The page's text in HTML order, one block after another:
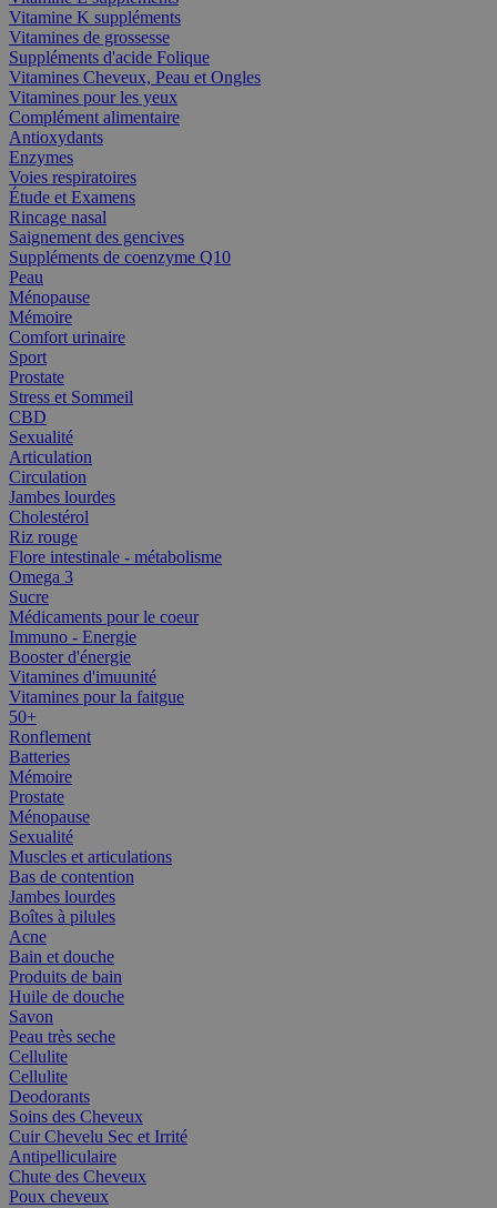
Vitamine K suppléments
Vitamines de grossesse
Suppléments d'acide Folique
Vitamines Cheveux, Peau et Ongles
Vitamines pour les yeux
Complément alimentaire
Antioxydants
Enzymes
Voies respiratoires
Étude et Examens
Rincage nasal
Saignement des gencives
Suppléments de coenzyme Q10
Peau
Ménopause
Mémoire
Comfort urinaire
Sport
Prostate
Stress et Sommeil
CBD
Sexualité
Articulation
Circulation
Jambes lourdes
Cholestérol
Riz rouge
Flore intestinale - métabolisme
Omega 3
Sucre
Médicaments pour le coeur
Immuno - Energie
Booster d'énergie
Vitamines d'imuunité
Vitamines pour la faitgue
50+
Ronflement
Batteries
Mémoire
Prostate
Ménopause
Sexualité
Muscles et articulations
Bas de contention
Jambes lourdes
Boîtes à pilules
Acne
Bain et douche
Produits de bain
Huile de douche
Savon
Peau très seche
Cellulite
Cellulite
Deodorants
Soins des Cheveux
Cuir Chevelu Sec et Irrité
Antipelliculaire
Chute des Cheveux
Poux cheveux